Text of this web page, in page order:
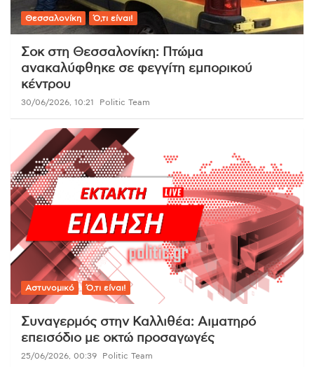
Θεσσαλονίκη Ό,τι είναι!
Σοκ στη Θεσσαλονίκη: Πτώμα
ανακαλύφθηκε σε φεγγίτη εμπορικού
κέντρου
30/06/2026, 10:21 Politic Team
Αστυνομικό Ό,τι είναι!
Συναγερμός στην Καλλιθέα: Αιματηρό
επεισόδιο με οκτώ προσαγωγές
25/06/2026, 00:39 Politic Team